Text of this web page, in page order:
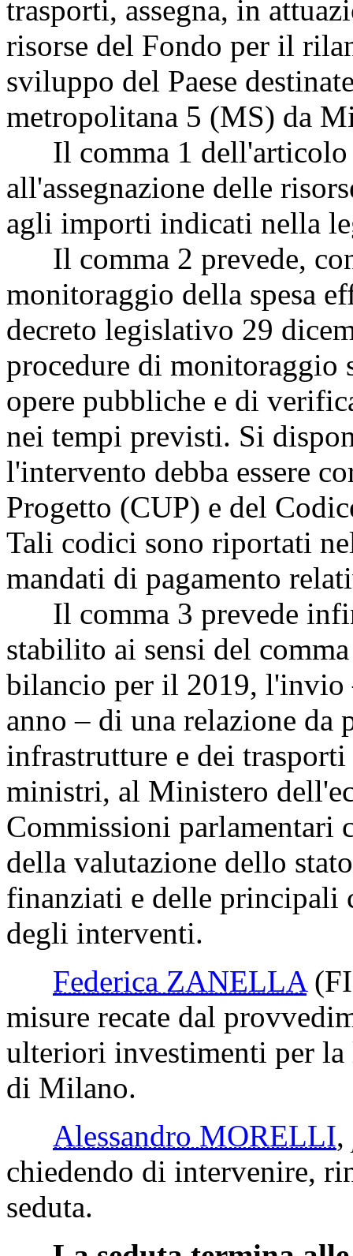
trasporti, assegna, in
risorse del Fondo per il
sviluppo del Paese
metropolitana 5 (MS) da
Il comma 1 dell'articolo
all'assegnazione delle
agli importi indicati nella
Il comma 2 prevede,
monitoraggio della spesa
decreto legislativo 29
procedure di monitoraggio
opere pubbliche e di
nei tempi previsti. Si
l'intervento debba essere
Progetto (CUP) e del
Tali codici sono riportati
mandati di pagamento
Il comma 3 prevede
stabilito ai sensi del
bilancio per il 2019, l'invio
anno – di una relazione da
infrastrutture e dei
ministri, al Ministero
Commissioni parlamentari
della valutazione dello
finanziati e delle principali
degli interventi.
Federica ZANELLA
misure recate dal
ulteriori investimenti per
di Milano.
Alessandro MORELLI,
chiedendo di intervenire,
seduta.